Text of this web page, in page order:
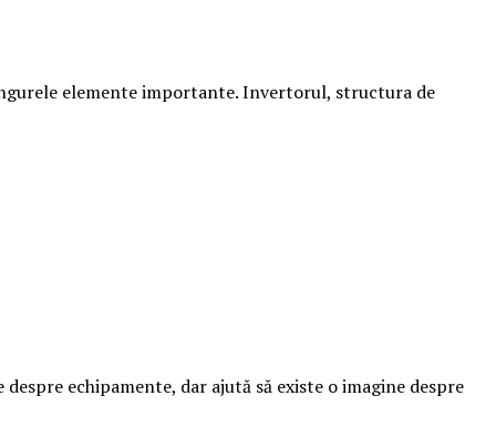
elemente importante. Invertorul, structura de
echipamente, dar ajută să existe o imagine despre